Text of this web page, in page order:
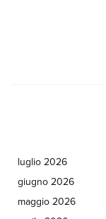
luglio 2026
giugno 2026
maggio 2026